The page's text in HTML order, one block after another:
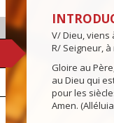
V/ Dieu, viens
R/ Seigneur,
Gloire au
au Dieu qui
pour les
Amen.